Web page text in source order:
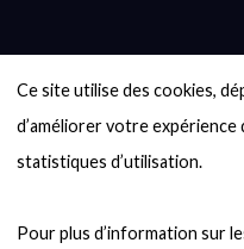
Ce site utilise des cookies,
d’améliorer votre expérience
statistiques d’utilisation.
Pour plus d’information sur
6000
Quel avenir
Entre